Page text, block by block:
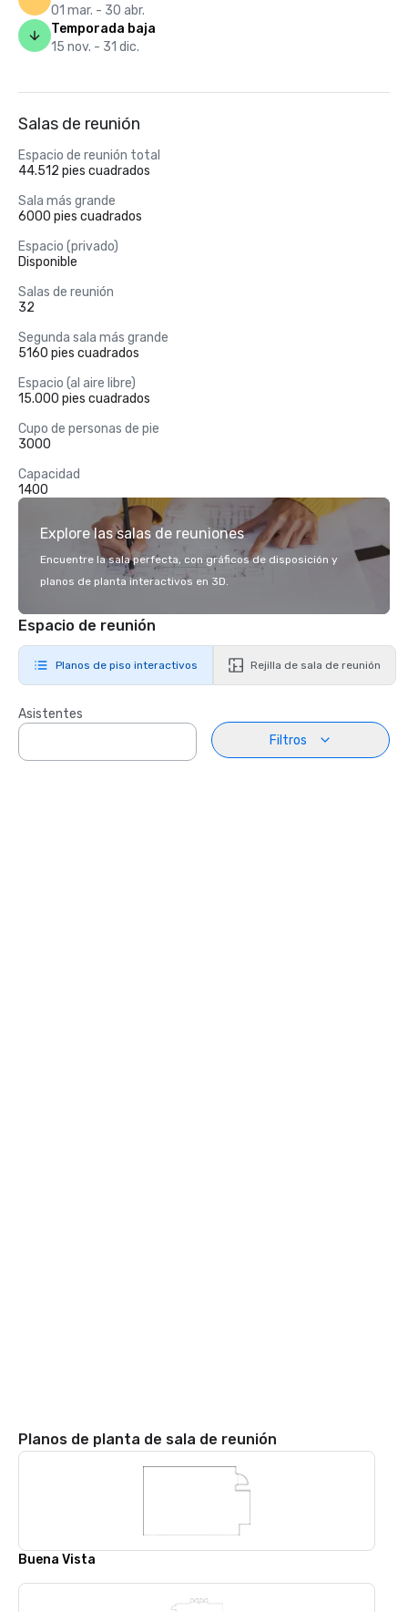
01 mar. - 30 abr.
Temporada baja
15 nov. - 31 dic.
Salas de reunión
Espacio de reunión total
44.512 pies cuadrados
Sala más grande
6000 pies cuadrados
Espacio (privado)
Disponible
Salas de reunión
32
Segunda sala más grande
5160 pies cuadrados
Espacio (al aire libre)
15.000 pies cuadrados
Cupo de personas de pie
3000
Capacidad
1400
Explore las salas de reuniones
Encuentre la sala perfecta, con gráficos de disposición y
planos de planta interactivos en 3D.
Espacio de reunión
Planos de piso interactivos Rejilla de sala de reunión
Asistentes
Filtros
Planos de planta de sala de reunión
Buena Vista